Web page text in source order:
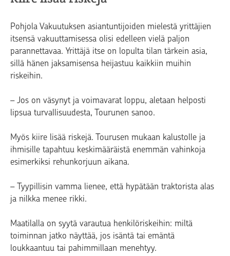
Pohjola Vakuutuksen asiantuntijoiden mielestä yrittäjien
itsensä vakuuttamisessa olisi edelleen vielä paljon
parannettavaa. Yrittäjä itse on lopulta tilan tärkein asia,
sillä hänen jaksamisensa heijastuu kaikkiin muihin
riskeihin.
– Jos on väsynyt ja voimavarat loppu, aletaan helposti
lipsua turvallisuudesta, Tourunen sanoo.
Myös kiire lisää riskejä. Tourusen mukaan kalustolle ja
ihmisille tapahtuu keskimääräistä enemmän vahinkoja
esimerkiksi rehunkorjuun aikana.
– Tyypillisin vamma lienee, että hypätään traktorista alas
ja nilkka menee rikki.
Maatilalla on syytä varautua henkilöriskeihin: miltä
toiminnan jatko näyttää, jos isäntä tai emäntä
loukkaantuu tai pahimmillaan menehtyy.